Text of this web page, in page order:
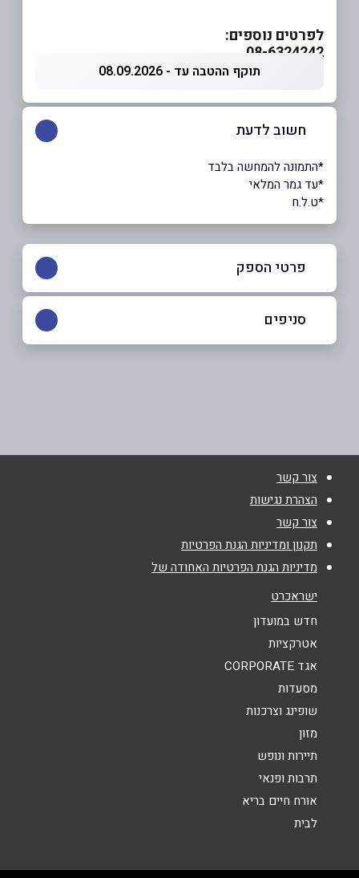
לפרטים נוספים:
08-6324242
תוקף ההטבה עד - 08.09.2026
חשוב לדעת
*התמונה להמחשה בלבד
*עד גמר המלאי
*ט.ל.ח
פרטי הספק
נושא*
אנא חזרו אלי בקשר ל...
סניפים
צור קשר
הצהרת נגישות
צור קשר
תקנון ומדיניות הגנת הפרטיות
מדיניות הגנת הפרטיות האחודה של
ישראכרט
חדש במועדון
אטרקציות
אגד CORPORATE
מסעדות
שופינג וצרכנות
מזון
תיירות ונופש
תרבות ופנאי
אורח חיים בריא
לבית